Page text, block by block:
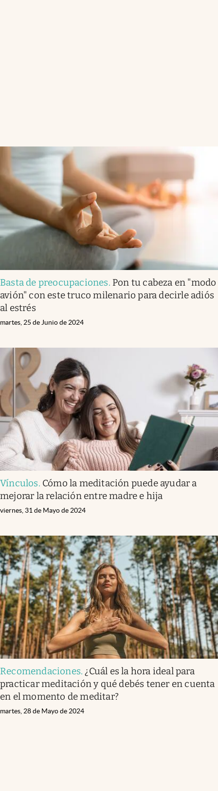
Basta de preocupaciones. Pon tu cabeza en "modo
avión" con este truco milenario para decirle adiós
al estrés
martes, 25 de Junio de 2024
Vínculos. Cómo la meditación puede ayudar a
mejorar la relación entre madre e hija
viernes, 31 de Mayo de 2024
Recomendaciones. ¿Cuál es la hora ideal para
practicar meditación y qué debés tener en cuenta
en el momento de meditar?
martes, 28 de Mayo de 2024